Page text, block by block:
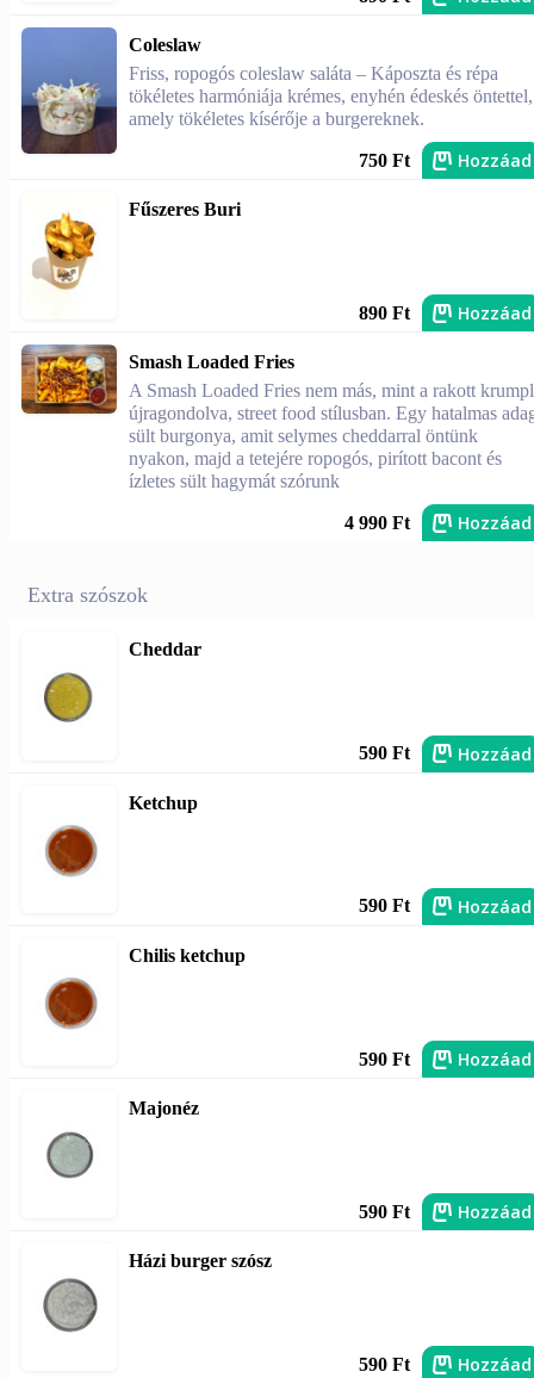
Coleslaw
Friss, ropogós coleslaw saláta – Káposzta és répa
tökéletes harmóniája krémes, enyhén édeskés öntettel,
amely tökéletes kísérője a burgereknek.
750 Ft Hozzáad
Fűszeres Buri
890 Ft Hozzáad
Smash Loaded Fries
A Smash Loaded Fries nem más, mint a rakott
újragondolva, street food stílusban. Egy hatalmas
sült burgonya, amit selymes cheddarral öntünk
nyakon, majd a tetejére ropogós, pirított bacont és
ízletes sült hagymát szórunk
4 990 Ft Hozzáad
Extra szószok
Cheddar
590 Ft Hozzáad
Ketchup
590 Ft Hozzáad
Chilis ketchup
590 Ft Hozzáad
Majonéz
590 Ft Hozzáad
Házi burger szósz
590 Ft Hozzáad